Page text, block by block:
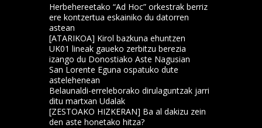
Herbehereetako “Ad Hoc” orkestrak berriz
ere kontzertua eskainiko du datorren
astean
[ATARIKOA] Kirol bazkuna ehuntzen
UK01 lineak gaueko zerbitzu berezia
izango du Donostiako Aste Nagusian
San Lorente Eguna ospatuko dute
astelehenean
Belaunaldi-erreleborako dirulaguntzak jarri
ditu martxan Udalak
[ZESTOAKO HIZKERAN] Ba al dakizu zein
den aste honetako hitza?